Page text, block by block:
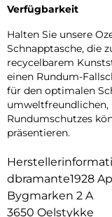
Verfügbarkeit
Halten Sie unsere
Schnapptasche, die
recycelbarem
einen Rundum-
für den optimalen
umweltfreundlichen,
Rundumschutzes
präsentieren.
dbramante1928
Bygmarken 2 A
3650 Oelstykke